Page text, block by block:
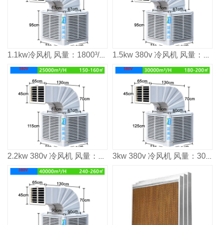
1.1kw冷风机 风量：1800³/h 适用面积：80-100m² 1.5kw 380v 冷风机 风量：2000³/h 适用面积：120㎡
2.2kw 380v 冷风机 风量：2500³/h 适用面积：160㎡ 3kw 380v 冷风机 风量：3000³/h 适用面积：2000㎡